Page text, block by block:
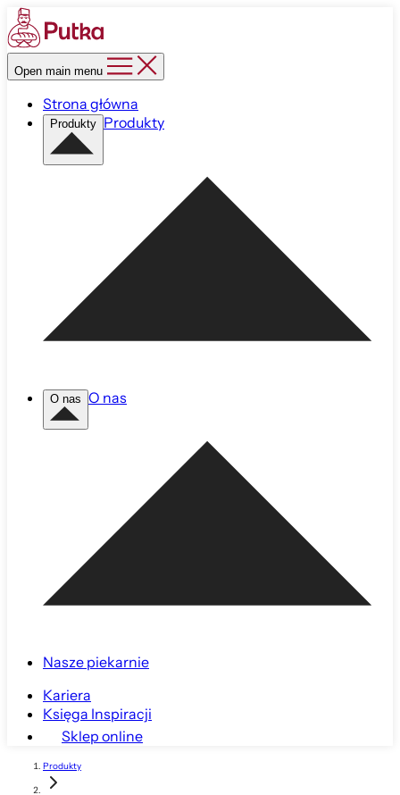
Open main menu
Strona główna
Produkty Produkty
O nas O nas
Nasze piekarnie
Kariera
Księga Inspiracji
Sklep online
Produkty